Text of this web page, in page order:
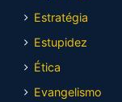
Estratégia
Estupidez
Ética
Evangelismo